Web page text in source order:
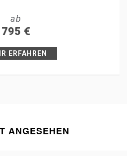
ab
795 €
ERFAHREN
ANGESEHEN